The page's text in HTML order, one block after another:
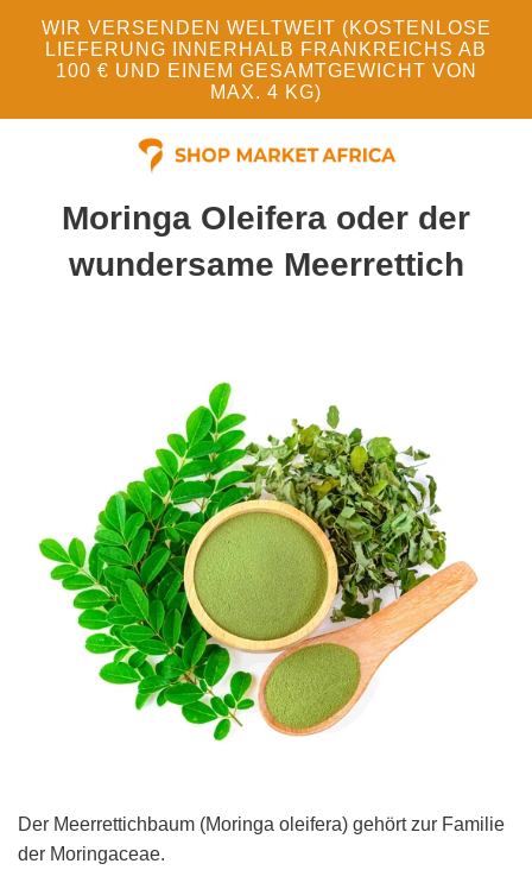
WIR VERSENDEN WELTWEIT (KOSTENLOSE
LIEFERUNG INNERHALB FRANKREICHS AB
100 € UND EINEM GESAMTGEWICHT VON
MAX. 4 KG)
Moringa Oleifera oder der
wundersame Meerrettich
Der Meerrettichbaum (Moringa oleifera) gehört zur Familie
der Moringaceae.